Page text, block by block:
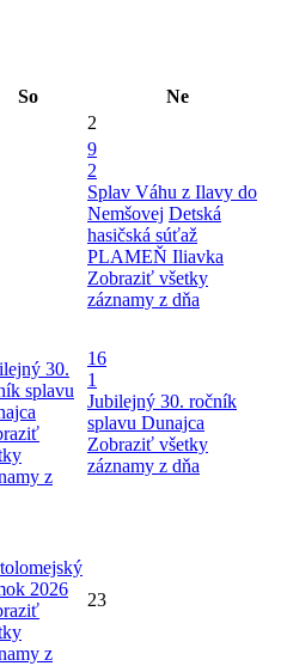
So
Ne
2
9
2
Splav Váhu z Ilavy do
Nemšovej Detská
hasičská súťaž
PLAMEŇ Iliavka
Zobraziť všetky
záznamy z dňa
30.
splavu
z
16
1
Jubilejný 30. ročník
splavu Dunajca
Zobraziť všetky
záznamy z dňa
2026
z
23